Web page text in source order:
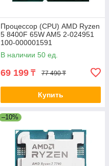
Процессор (CPU) AMD Ryzen
5 8400F 65W AM5 2-024951
100-000001591
В наличии 50 ед.
69 199 ₸ 77 490 ₸
Купить
–10%